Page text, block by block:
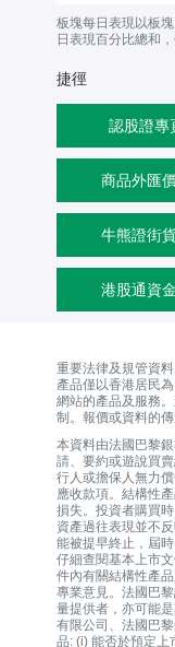
板塊每日表現以板
日表現百分比總和，
捷徑
認股證專
商品外匯
牛熊證街
港股通資
重要法律及規管資
產品僅以香港居民
網站的產品及服務
制。報價或資料的
本資料由法國巴黎
請、要約或遊說買
行人或擔保人無力
應收款項。結構性
損失。投資者購買
資產過往表現並不
能被提早終止，屆
仔細查閱基本上市
件內有關結構性產
專業意見。法國巴
量提供者，亦可能
有限公司、法國巴
品: (i) 能否於預定上